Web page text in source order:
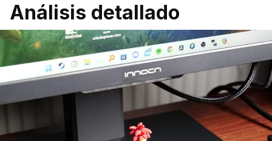
Análisis detallado